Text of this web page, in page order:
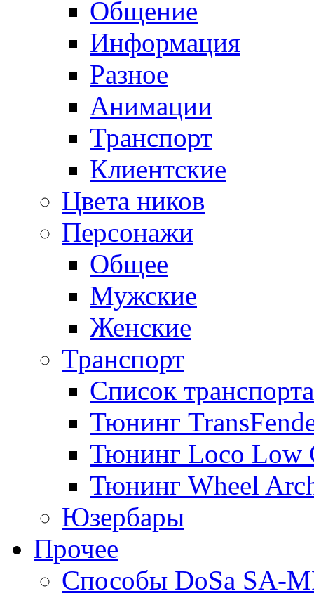
Общение
Информация
Разное
Анимации
Транспорт
Клиентские
Цвета ников
Персонажи
Общее
Мужские
Женские
Транспорт
Список транспорта
Тюнинг
Тюнинг Loco Low
Тюнинг Wheel
Юзербары
Прочее
Cпособы DoSа SA-